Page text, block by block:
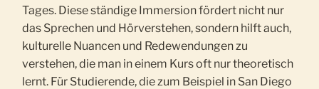
Tages. Diese ständige Immersion fördert nicht nur
das Sprechen und Hörverstehen, sondern hilft auch,
kulturelle Nuancen und Redewendungen zu
verstehen, die man in einem Kurs oft nur theoretisch
lernt. Für Studierende, die zum Beispiel in San Diego